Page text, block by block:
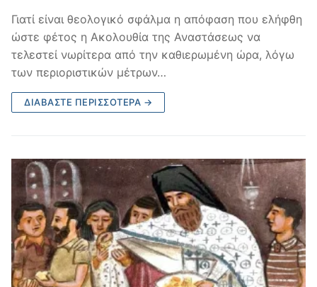
Γιατί είναι θεολογικό σφάλμα η απόφαση που ελήφθη
ώστε φέτος η Ακολουθία της Αναστάσεως να
τελεστεί νωρίτερα από την καθιερωμένη ώρα, λόγω
των περιοριστικών μέτρων…
ΔΙΑΒΆΣΤΕ ΠΕΡΙΣΣΌΤΕΡΑ →